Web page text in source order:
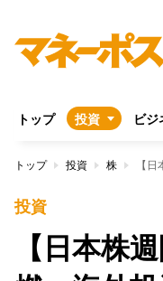
トップ 投資 ビジ
トップ 投資 株 【
投資
【日本株